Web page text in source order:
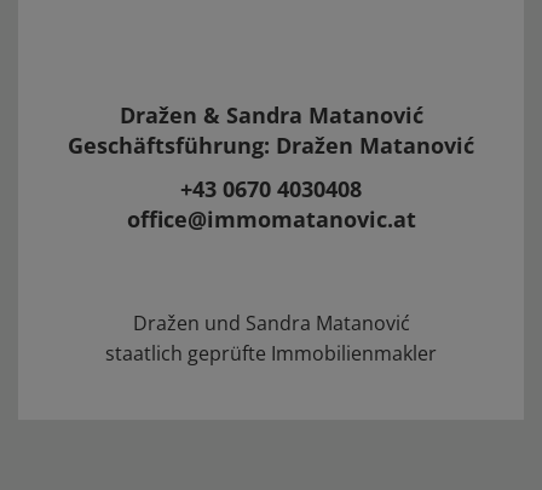
Dražen & Sandra Matanović
Geschäftsführung: Dražen Matanović
+43 0670 4030408
office@immomatanovic.at
Dražen und Sandra Matanović
staatlich geprüfte Immobilienmakler